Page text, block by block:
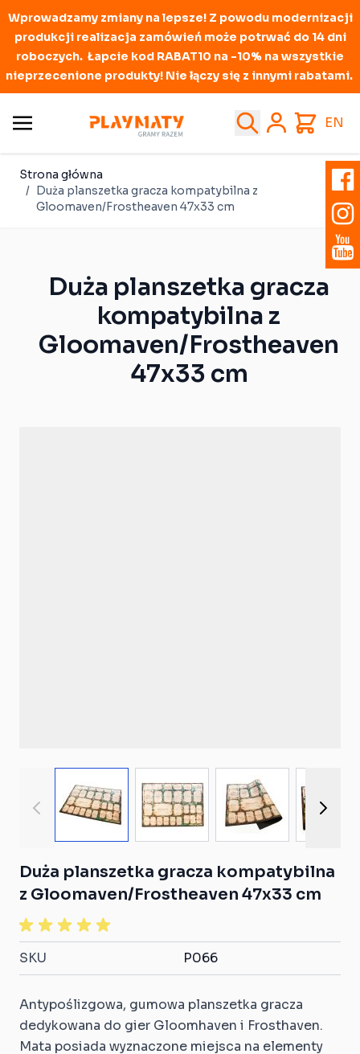
Wprowadzamy zmiany na lepsze! Z powodu modernizacji
produkcji realizacja zamówień może potrwać do 14 dni
roboczych. Łapcie kod RABAT10 na -10% na wszystkie
nieprzecenione produkty! Nie łączy się z innymi rabatami.
Search
Cart EN
Strona główna
/ Duża planszetka gracza kompatybilna z
Gloomaven/Frostheaven 47x33 cm
Duża planszetka gracza
kompatybilna z
Gloomaven/Frostheaven
47x33 cm
View larger imageView larger
Duża planszetka gracza kompatybilna
z Gloomaven/Frostheaven 47x33 cm
SKU P066
Antypoślizgowa, gumowa planszetka gracza
dedykowana do gier Gloomhaven i Frosthaven.
Mata posiada wyznaczone miejsca na elementy